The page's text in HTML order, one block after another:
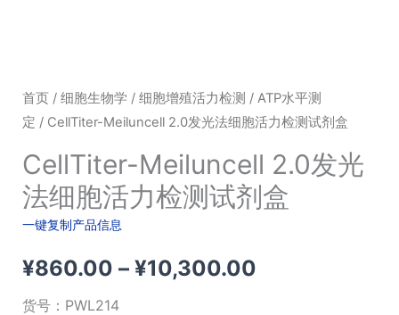
首页/ 细胞生物学 / 细胞增殖活力检测 / ATP水平测
定 / CellTiter-Meiluncell 2.0发光法细胞活力检测试剂盒
CellTiter-Meiluncell 2.0发光
法细胞活力检测试剂盒
一键复制产品信息
¥860.00 – ¥10,300.00价
货号： PWL214